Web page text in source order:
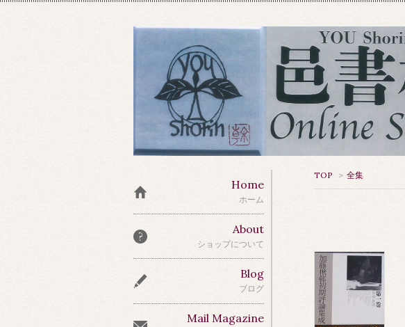
TOP > 全集
Home
ホーム
About
ショップについて
Blog
ブログ
Mail Magazine